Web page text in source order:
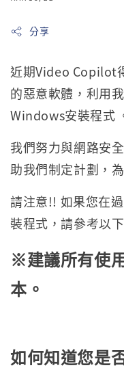
分享
近期Video Copilot
的惡意軟體，利用
Windows安裝程式
我們努力與網路安
助我們制定計劃，
請注意!! 如果您在
裝程式，請參考以
※建議所有使
本。
如何知道您是